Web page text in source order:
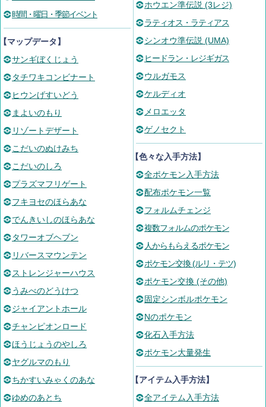
時間・曜日・季節イベント
マップデータ】
サンギぼくじょう
タチワキコンビナート
ヒウンげすいどう
まよいのもり
リゾートデザート
こだいのぬけみち
こだいのしろ
プラズマフリゲート
フキヨセのほらあな
でんきいしのほらあな
タワーオブヘブン
リバースマウンテン
ストレンジャーハウス
うみべのどうけつ
ジャイアントホール
チャンピオンロード
ほうじょうのやしろ
ヤグルマのもり
ちかすいみゃくのあな
ゆめのあとち
ホウエン準伝説 (3レジ)
ラティオス・ラティアス
シンオウ準伝説 (UMA)
ヒードラン・レジギガス
ウルガモス
ケルディオ
メロエッタ
ゲノセクト
【色々な入手方法】
全ポケモン入手方法
配布ポケモン一覧
フォルムチェンジ
複数フォルムのポケモン
人からもらえるポケモン
ポケモン交換 (ルリ・テツ)
ポケモン交換 (その他)
固定シンボルポケモン
Nのポケモン
化石入手方法
ポケモン大量発生
【アイテム入手方法】
全アイテム入手方法